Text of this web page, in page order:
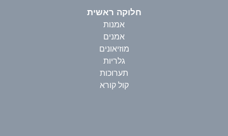
חלוקה ראשית
אמנות
אמנים
מוזיאונים
גלריות
תערוכות
קול קורא